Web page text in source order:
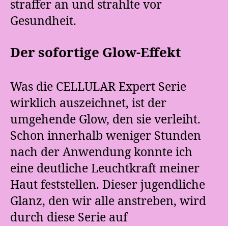
straffer an und strahlte vor
Gesundheit.
Der sofortige Glow-Effekt
Was die CELLULAR Expert Serie
wirklich auszeichnet, ist der
umgehende Glow, den sie verleiht.
Schon innerhalb weniger Stunden
nach der Anwendung konnte ich
eine deutliche Leuchtkraft meiner
Haut feststellen. Dieser jugendliche
Glanz, den wir alle anstreben, wird
durch diese Serie auf